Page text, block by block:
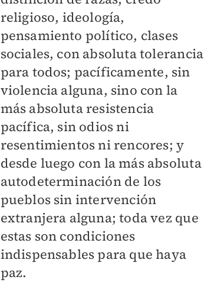
religioso, ideología,
pensamiento político, clases
sociales, con absoluta tolerancia
para todos; pacíficamente, sin
violencia alguna, sino con la
más absoluta resistencia
pacífica, sin odios ni
resentimientos ni rencores; y
desde luego con la más absoluta
autodeterminación de los
pueblos sin intervención
extranjera alguna; toda vez que
estas son condiciones
indispensables para que haya
paz.